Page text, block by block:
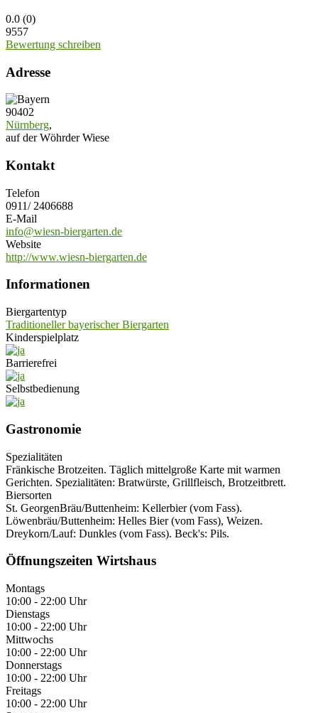
0.0 (0)
9557
Bewertung schreiben
Adresse
90402
Nürnberg,
auf der Wöhrder Wiese
Kontakt
Telefon
0911/ 2406688
E-Mail
info@wiesn-biergarten.de
Website
http://www.wiesn-biergarten.de
Informationen
Biergartentyp
Traditioneller bayerischer Biergarten
Kinderspielplatz
Barrierefrei
Selbstbedienung
Gastronomie
Spezialitäten
Fränkische Brotzeiten. Täglich mittelgroße Karte mit warmen
Gerichten. Spezialitäten: Bratwürste, Grillfleisch, Brotzeitbrett.
Biersorten
St. GeorgenBräu/Buttenheim: Kellerbier (vom Fass).
Löwenbräu/Buttenheim: Helles Bier (vom Fass), Weizen.
Dreykorn/Lauf: Dunkles (vom Fass). Beck's: Pils.
Öffnungszeiten Wirtshaus
Montags
10:00 - 22:00 Uhr
Dienstags
10:00 - 22:00 Uhr
Mittwochs
10:00 - 22:00 Uhr
Donnerstags
10:00 - 22:00 Uhr
Freitags
10:00 - 22:00 Uhr